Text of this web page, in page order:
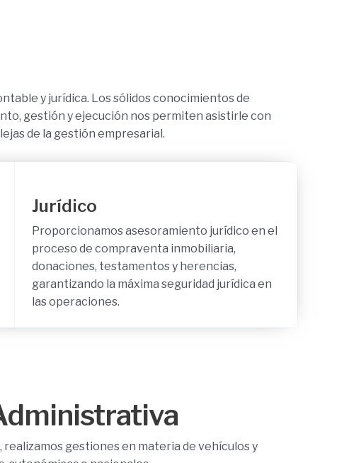
y jurídica. Los sólidos conocimientos de
gestión y ejecución nos permiten asistirle con
de la gestión empresarial.
Jurídico
Proporcionamos asesoramiento jurídico en el
proceso de compraventa inmobiliaria,
donaciones, testamentos y herencias,
garantizando la máxima seguridad jurídica en
las operaciones.
gestiones en materia de vehículos y